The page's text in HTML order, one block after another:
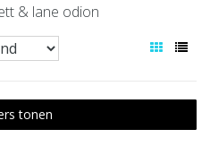
& lane odion
tonen